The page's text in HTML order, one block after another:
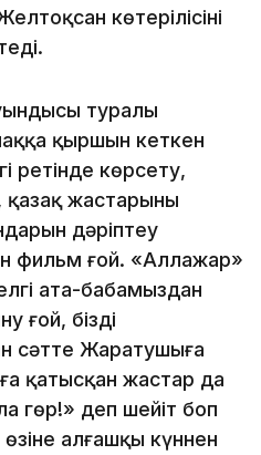
көтерілісінің
туралы
қыршын кеткен
ретінде көрсету,
қазақ жастарының
дәріптеу
фильм ғой. «Аллажар»
ата-бабамыздан
ғой, біздің
сәтте Жаратушыға
қатысқан жастар да
гөр!» деп шейіт боп
алғашқы күннен